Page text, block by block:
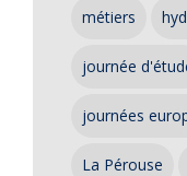
métiers
journée
journées
La Pérouse